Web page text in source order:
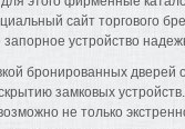
сайт торгового
устройство
бронированных дверей
замковых
не только